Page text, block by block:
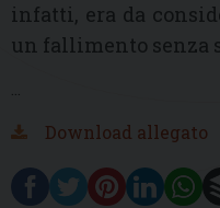
infatti, era da
un fallimento senza
…
Download allegato